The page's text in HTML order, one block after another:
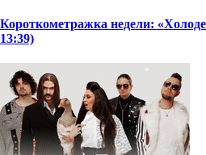
Короткометражка недели:
13:39)